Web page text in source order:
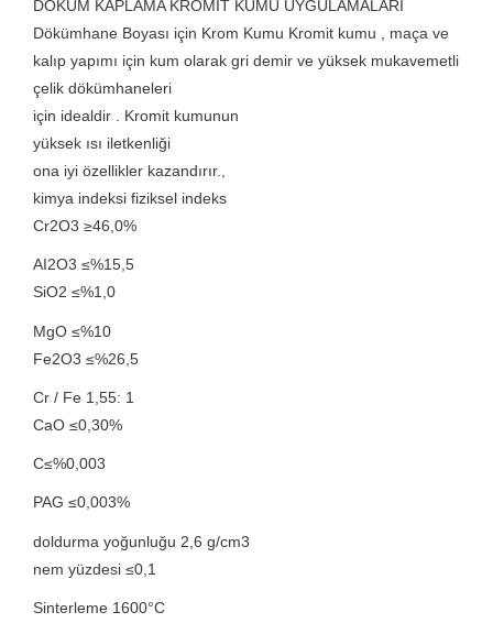
DÖKÜM KAPLAMA KROMİT KUMU UYGULAMALARI
Dökümhane Boyası için Krom Kumu Kromit kumu , maça ve
kalıp yapımı için kum olarak gri demir ve yüksek mukavemetli
çelik dökümhaneleri
için idealdir . Kromit kumunun
yüksek ısı iletkenliği
ona iyi özellikler kazandırır.,
kimya indeksi fiziksel indeks
Cr2O3 ≥46,0%
AI2O3 ≤%15,5
SiO2 ≤%1,0
MgO ≤%10
Fe2O3 ≤%26,5
Cr / Fe 1,55: 1
CaO ≤0,30%
C≤%0,003
PAG ≤0,003%
doldurma yoğunluğu 2,6 g/cm3
nem yüzdesi ≤0,1
Sinterleme 1600°C